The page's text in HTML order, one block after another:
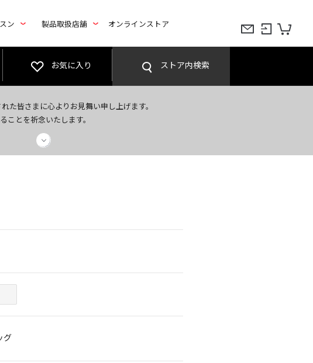
ン 製品取扱店舗 オンラインストア
お気に入り ストア内検索
た皆さまに心よりお見舞い申し上げます。
とを祈念いたします。
ト！
グ